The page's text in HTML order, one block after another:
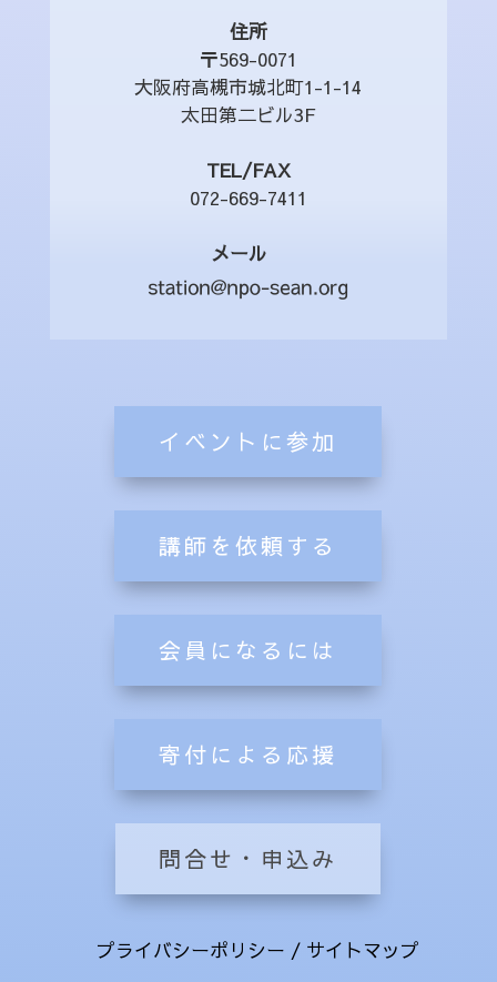
住所
〒569-0071
大阪府高槻市城北町1-1-14
太田第二ビル3F
TEL/FAX
072-669-7411
メール
イベントに参加
講師を依頼する
会員になるには
寄付による応援
問合せ・申込み
プライバシーポリシー / サイトマップ